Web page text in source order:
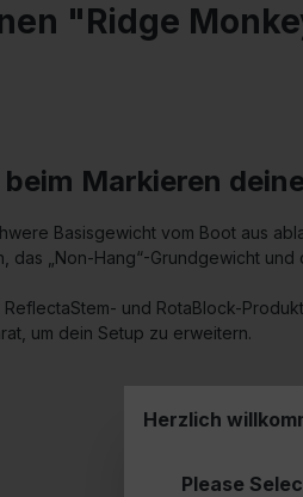
"Ridge
Markieren
Basisgewicht vom Boot aus
das „Non-Hang“-Grundgewicht
und RotaBlock-
um dein Setup zu erweitern.
Herzlich
Please